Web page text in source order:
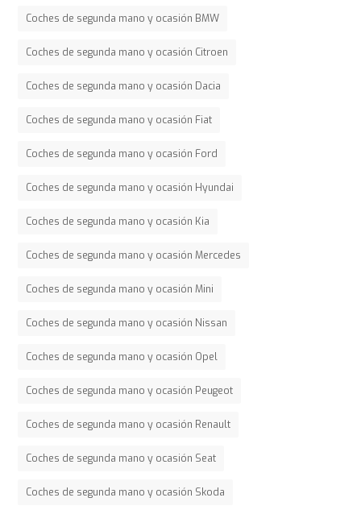
Coches de segunda mano y ocasión BMW
Coches de segunda mano y ocasión Citroen
Coches de segunda mano y ocasión Dacia
Coches de segunda mano y ocasión Fiat
Coches de segunda mano y ocasión Ford
Coches de segunda mano y ocasión Hyundai
Coches de segunda mano y ocasión Kia
Coches de segunda mano y ocasión Mercedes
Coches de segunda mano y ocasión Mini
Coches de segunda mano y ocasión Nissan
Coches de segunda mano y ocasión Opel
Coches de segunda mano y ocasión Peugeot
Coches de segunda mano y ocasión Renault
Coches de segunda mano y ocasión Seat
Coches de segunda mano y ocasión Skoda